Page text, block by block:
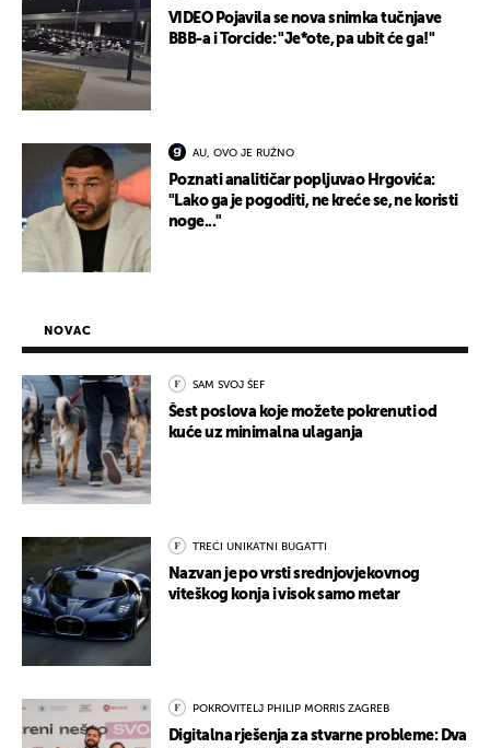
VIDEO Pojavila se nova snimka tučnjave
BBB-a i Torcide: "Je*ote, pa ubit će ga!"
AU, OVO JE RUŽNO
Poznati analitičar popljuvao Hrgovića:
"Lako ga je pogoditi, ne kreće se, ne koristi
noge..."
NOVAC
SAM SVOJ ŠEF
Šest poslova koje možete pokrenuti od
kuće uz minimalna ulaganja
TREĆI UNIKATNI BUGATTI
Nazvan je po vrsti srednjovjekovnog
viteškog konja i visok samo metar
POKROVITELJ PHILIP MORRIS ZAGREB
Digitalna rješenja za stvarne probleme: Dva